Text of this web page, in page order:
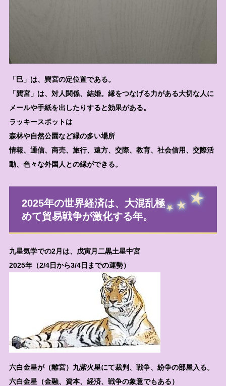
「巳」は、巽宮の定位置である。
「巽宮」は、対人関係、結婚。縁をつなげる力がある大切な人に
メールや手紙を出したりすると効果がある。
ラッキースポットは
森林や自然公園など緑の多い場所
情報、通信、商売、旅行、遠方、交際、教育、社会信用、交際活
動、色々な外国人との縁ができる。
2025年の世界経済は、大混乱極
めて貿易戦争が激化する年。
九星気学での2月は、戊寅月二黒土星中宮
2025年（2/4日から3/4日までの運勢）
六白金星が（離宮）九紫火星にて裁判、戦争、紛争の部屋入る。
六白金星（金融、資本、経済、戦争の象意でもある）